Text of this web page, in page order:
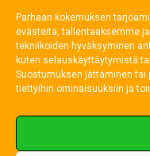
Parhaan kokemuksen
evästeitä, tallentaaksemme
tekniikoiden hyväksyminen
kuten selauskäyttäytymistä
Suostumuksen jättäminen
tiettyihin ominaisuuksiin ja
02 272 1199